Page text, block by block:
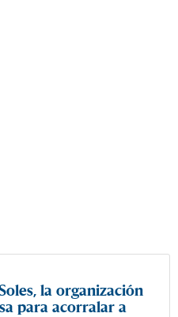
la organización
para acorralar a